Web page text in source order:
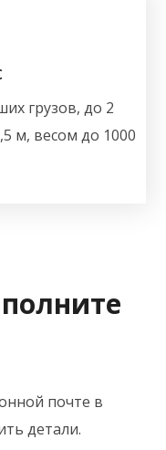
грузов, до 2
м, весом до 1000
почте в
детали.